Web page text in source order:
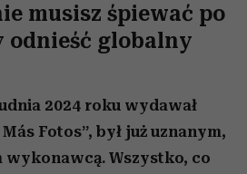
musisz śpiewać po
odnieść globalny
2024 roku wydawał
Fotos”, był już uznanym,
Wszystko, co